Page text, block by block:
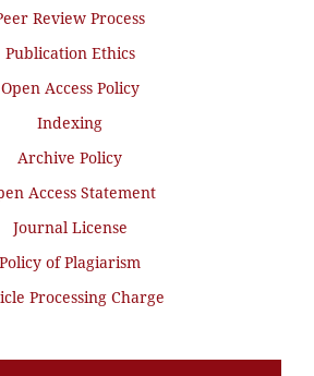
Review Process
Publication Ethics
Open Access Policy
Indexing
Archive Policy
Access Statement
Journal License
Policy of Plagiarism
Processing Charge